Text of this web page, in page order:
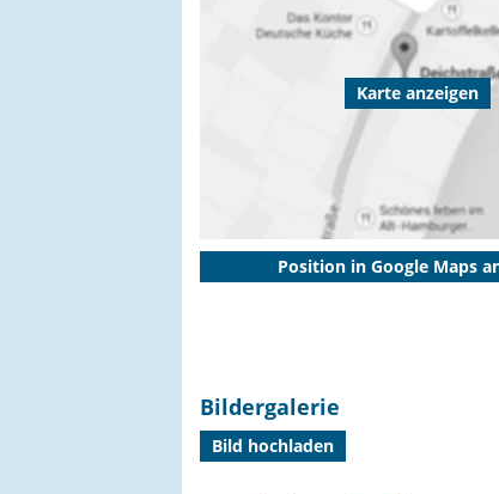
Karte anzeigen
Position in Google Maps
Bildergalerie
Bild hochladen